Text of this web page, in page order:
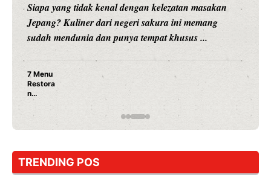
Siapa yang tidak kenal dengan kelezatan masakan
Jepang? Kuliner dari negeri sakura ini memang
sudah mendunia dan punya tempat khusus ...
7 Menu
Restora
n
Jepang
yang
Dicoba,
Cuma
Sushi!
TRENDING POS